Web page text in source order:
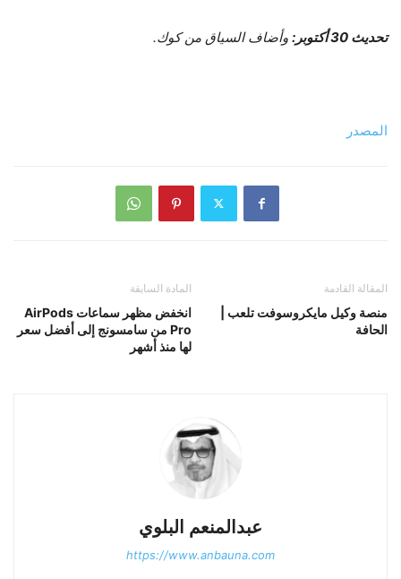
تحديث 30 أكتوبر: وأضاف السياق من كوك.
المصدر
المادة السابقة
انخفض مظهر سماعات AirPods
Pro من سامسونج إلى أفضل سعر
لها منذ أشهر
المقالة القادمة
منصة وكيل مايكروسوفت تلعب |
الحافة
عبدالمنعم البلوي
https://www.anbauna.com